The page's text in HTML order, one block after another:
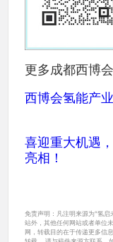
更多成都西博
西博会氢能产
喜迎重大机遇
亮相！
免责声明：凡注明来源为“氢
站外，其他任何网站或者单位
网，转载目的在于传递更多信